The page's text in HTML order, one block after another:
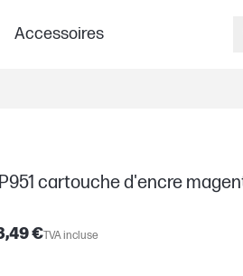
Accessoires
cartouche d'encre
€TVA incluse